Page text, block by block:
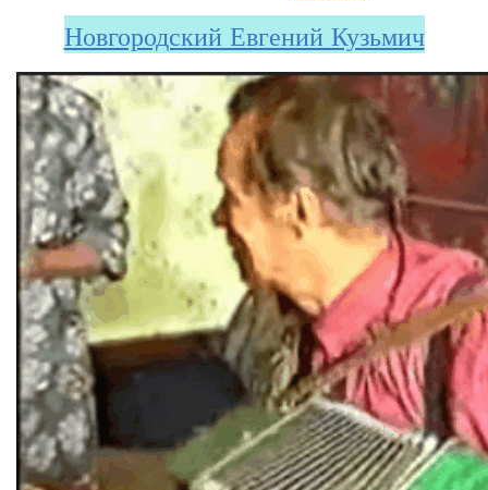
Новгородский Евгений Кузьмич